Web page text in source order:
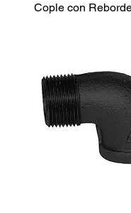
Cople con